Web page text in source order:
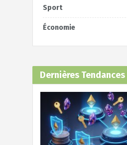
Sport
Économie
Dernières Tendances